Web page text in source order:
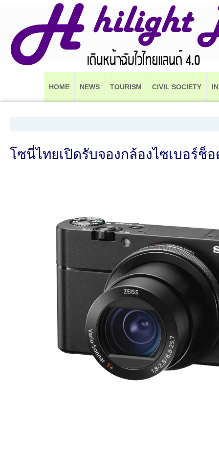
HOME NEWS TOURISM CIVIL SOCIETY
โซนี่ไทยเปิดรับจองกล้องไซเบอร์ช็อต